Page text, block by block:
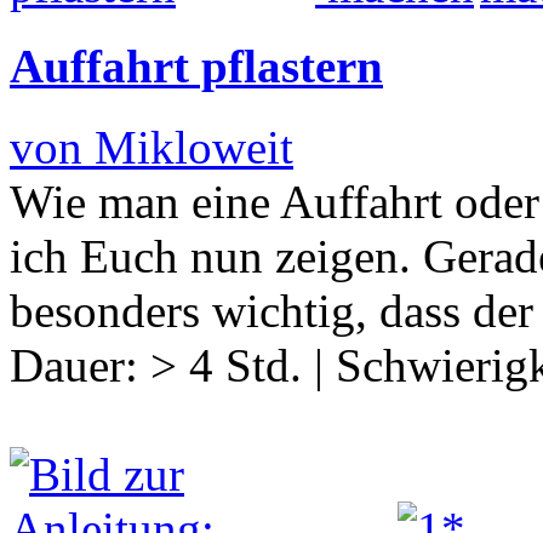
Auffahrt pflastern
von Mikloweit
Wie man eine Auffahrt
ich Euch nun zeigen.
besonders wichtig, dass
Dauer: > 4 Std. |